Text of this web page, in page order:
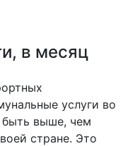
в месяц
услуги во
быть выше, чем
стране. Это